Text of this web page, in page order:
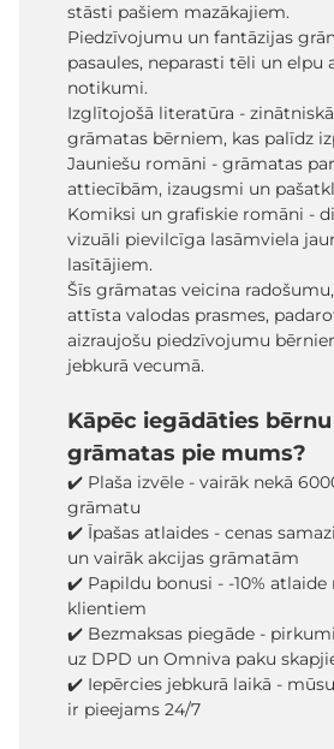
stāsti pašiem mazākajiem.
Piedzīvojumu un fantāzijas
pasaules, neparasti tēli un elpu
notikumi.
Izglītojošā literatūra -
grāmatas bērniem, kas palīdz
Jauniešu romāni - grāmatas
attiecībām, izaugsmi un
Komiksi un grafiskie romāni -
vizuāli pievilcīga lasāmviela
lasītājiem.
Šīs grāmatas veicina
attīsta valodas prasmes,
aizraujošu piedzīvojumu
jebkurā vecumā.
Kāpēc iegādāties
grāmatas pie mums?
✔️ Plaša izvēle - vairāk nekā
grāmatu
✔️ Īpašas atlaides - cenas
un vairāk akcijas grāmatām
✔️ Papildu bonusi - -10%
klientiem
✔️ Bezmaksas piegāde -
uz DPD un Omniva paku
✔️ Iepērcies jebkurā laikā -
ir pieejams 24/7